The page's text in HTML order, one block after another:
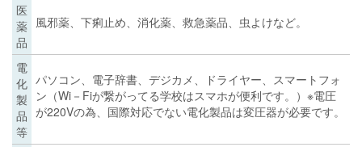
医
薬
品
風邪薬、下痢止め、消化薬、救急薬品、虫よけなど。
電
化
製
品
等
パソコン、電子辞書、デジカメ、ドライヤー、スマートフォ
ン（Wi－Fiが繋がってる学校はスマホが便利です。）※電圧
が220Vの為、国際対応でない電化製品は変圧器が必要です。